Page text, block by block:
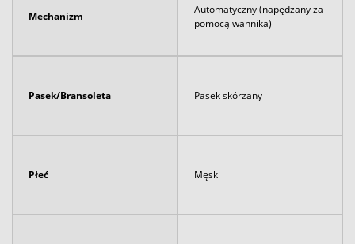
Mechanizm
Automatyczny (napędzany za
pomocą wahnika)
Pasek/Bransoleta Pasek skórzany
Płeć Męski